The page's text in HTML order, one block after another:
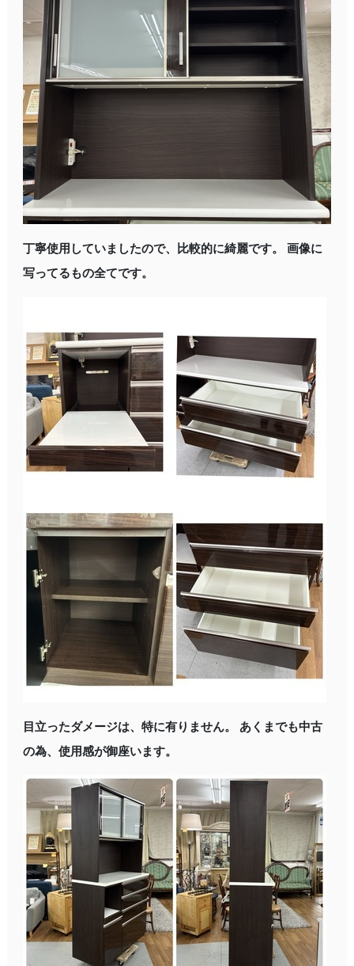
丁寧使用していましたので、比較的に綺麗です。 画像に
写ってるもの全てです。
目立ったダメージは、特に有りません。 あくまでも中古
の為、使用感が御座います。